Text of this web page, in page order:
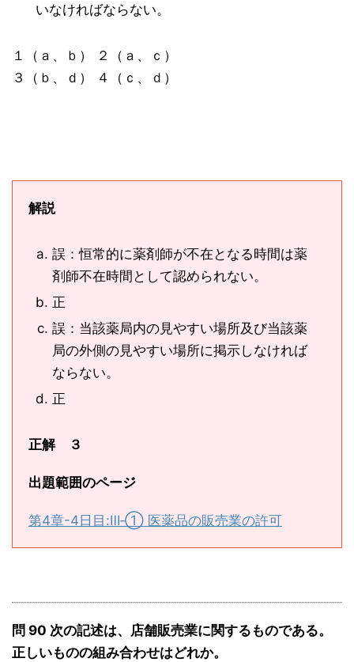
いなければならない。
１（ａ、ｂ） ２（ａ、ｃ）
３（ｂ、ｄ） ４（ｃ、ｄ）
解説
誤：恒常的に薬剤師が不在となる時間は薬
剤師不在時間として認められない。
正
誤：当該薬局内の見やすい場所及び当該薬
局の外側の見やすい場所に掲示しなければ
ならない。
正
正解 ３
出題範囲のページ
第4章-4日目:Ⅲ‐① 医薬品の販売業の許可
問 90 次の記述は、店舗販売業に関するものである。
正しいものの組み合わせはどれか。